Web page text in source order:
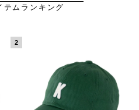
テムランキング